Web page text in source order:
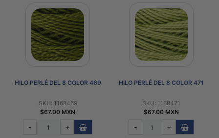
HILO PERLÉ DEL 8 COLOR 469
SKU: 1168469
$67.00 MXN
- +
HILO PERLÉ DEL 8 COLOR 471
SKU: 1168471
$67.00 MXN
- +